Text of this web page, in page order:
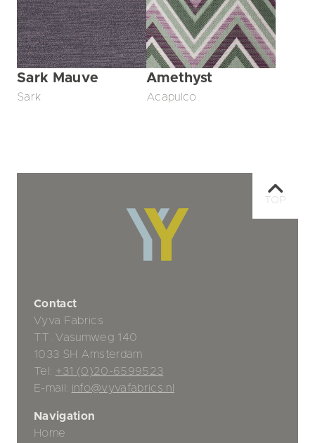
Sark Mauve
Sark
Amethyst
Acapulco
Contact
Vyva Fabrics
TT. Vasumweg 140
1033 SH Amsterdam
Tel: +31 (0)20-6599523
E-mail: info@vyvafabrics.nl
Navigation
Home
TOP